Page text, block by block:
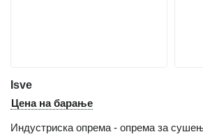
Isve
Цена на барање
Индустриска опрема - опрема за